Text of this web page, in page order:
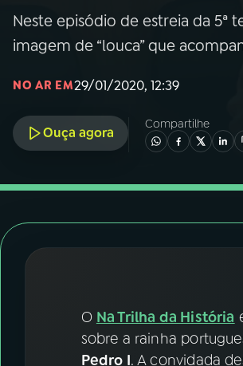
03PROGRAMAÇÃO
05 PODCASTS
ACOMPANHE A RÁDIO NACIONAL
Neste episódio de estreia da 5ª
imagem de “louca” que
NO AR EM29/01/2020, 12:39
Ouça agora
Compartilhe
O Na Trilha da História
sobre a rainha
Pedro I. A convidada